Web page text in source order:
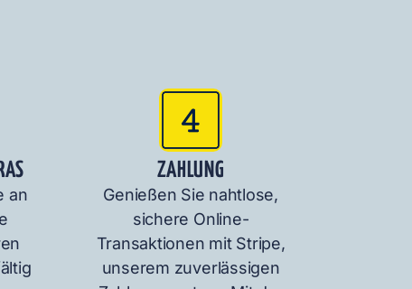
an
ZAHLUNG
Genießen Sie nahtlose,
sichere Online-
Transaktionen mit Stripe,
unserem zuverlässigen